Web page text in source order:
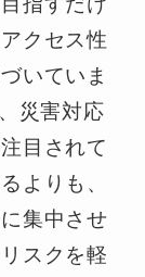
クセス性
いていま
災害対応
目されて
よりも、
集中させ
スクを軽